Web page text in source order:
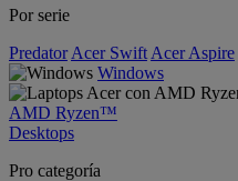
Por serie
Predator Acer Swift Acer Aspire
Windows
AMD Ryzen™
Desktops
Pro categoría